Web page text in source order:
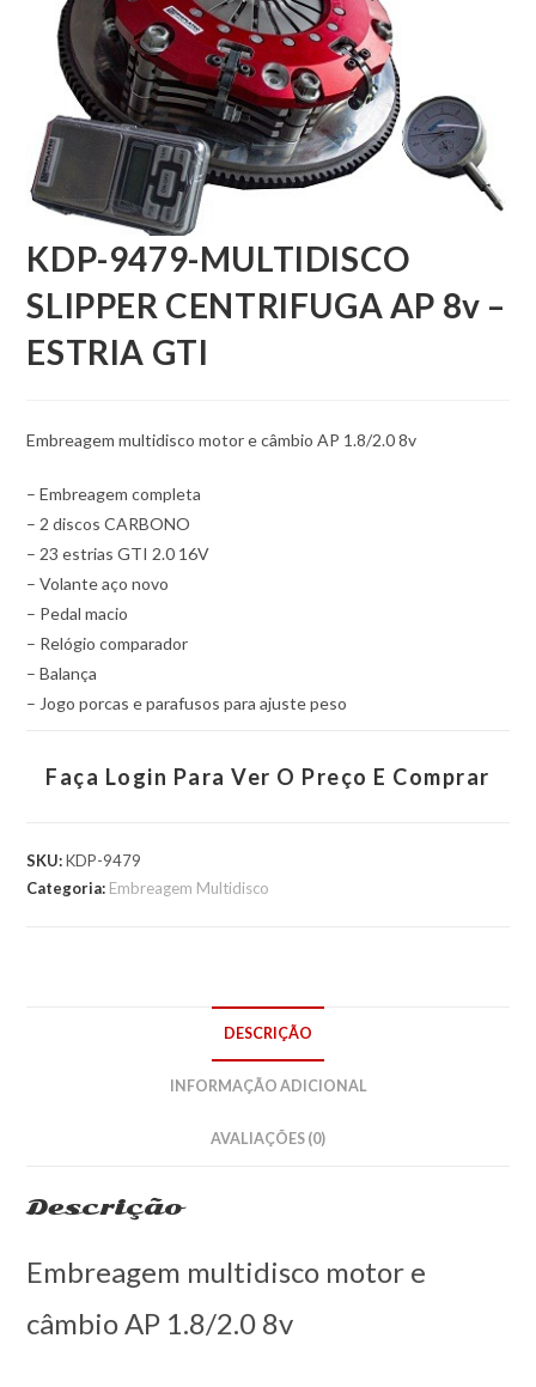
KDP-9479-MULTIDISCO
SLIPPER CENTRIFUGA AP 8v –
ESTRIA GTI
Embreagem multidisco motor e câmbio AP 1.8/2.0 8v
– Embreagem completa
– 2 discos CARBONO
– 23 estrias GTI 2.0 16V
– Volante aço novo
– Pedal macio
– Relógio comparador
– Balança
– Jogo porcas e parafusos para ajuste peso
Faça Login Para Ver O Preço E Comprar
SKU:KDP-9479
Categoria: Embreagem Multidisco
DESCRIÇÃO
INFORMAÇÃO ADICIONAL
AVALIAÇÕES (0)
Descrição
Embreagem multidisco motor e
câmbio AP 1.8/2.0 8v